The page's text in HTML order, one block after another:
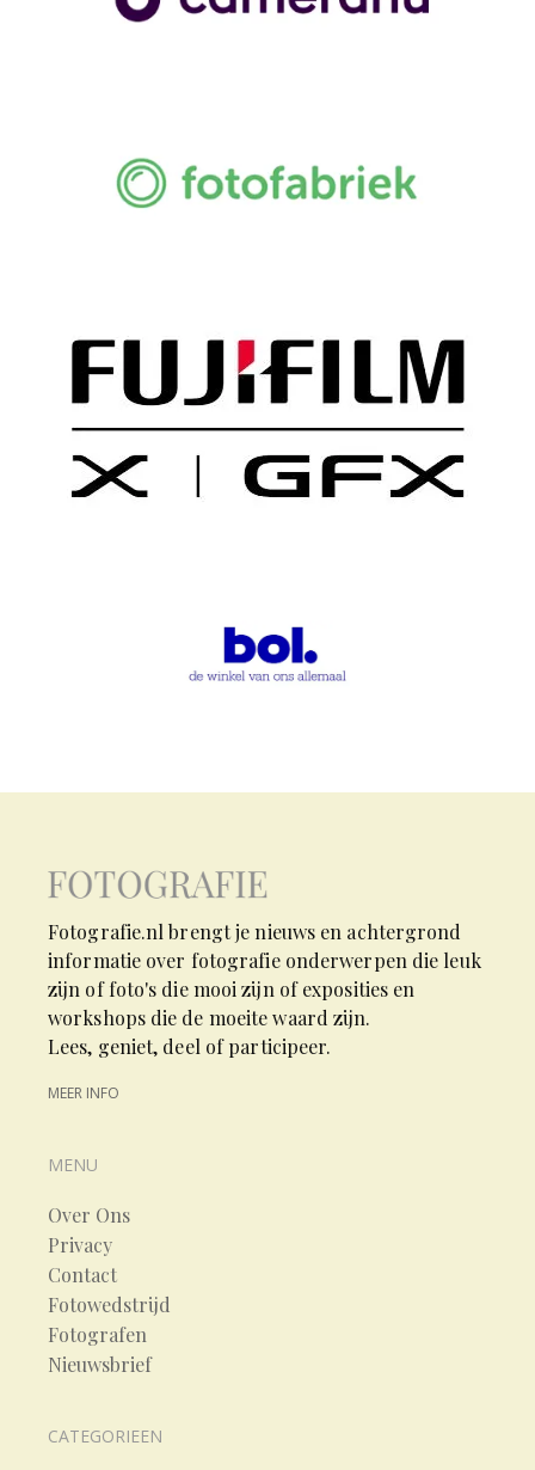
Fotografie.nl brengt je nieuws en achtergrond
informatie over fotografie onderwerpen die leuk
zijn of foto's die mooi zijn of exposities en
workshops die de moeite waard zijn.
Lees, geniet, deel of participeer.
MEER INFO
MENU
Over Ons
Privacy
Contact
Fotowedstrijd
Fotografen
Nieuwsbrief
CATEGORIEEN